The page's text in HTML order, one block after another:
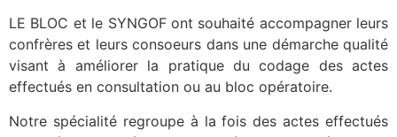
LE BLOC et le SYNGOF ont souhaité accompagner leurs
confrères et leurs consoeurs dans une démarche qualité
visant à améliorer la pratique du codage des actes
effectués en consultation ou au bloc opératoire.
Notre spécialité regroupe à la fois des actes effectués